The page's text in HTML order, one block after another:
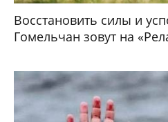
Восстановить силы и
Гомельчан зовут на